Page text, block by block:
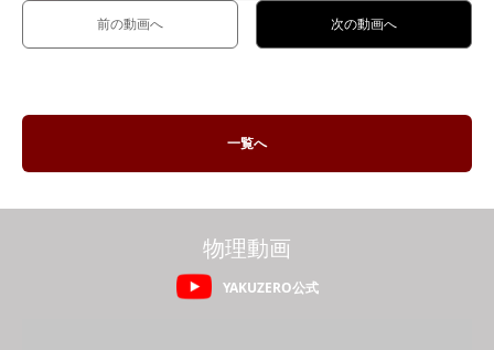
前の動画へ 次の動画へ
一覧へ
YAKUZERO公式
物理動画